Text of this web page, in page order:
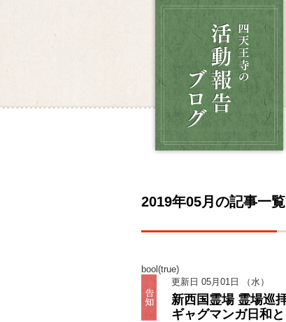
2019年05月の記事一覧
bool(true)
更新日 05月01日 （水）
新西国霊場 霊場巡
ギャグマンガ日和と